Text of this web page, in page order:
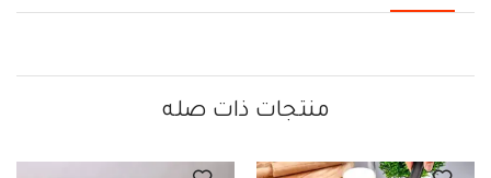
منتجات ذات صله